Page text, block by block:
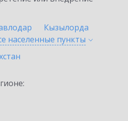
Кызылорда
населенные пункты